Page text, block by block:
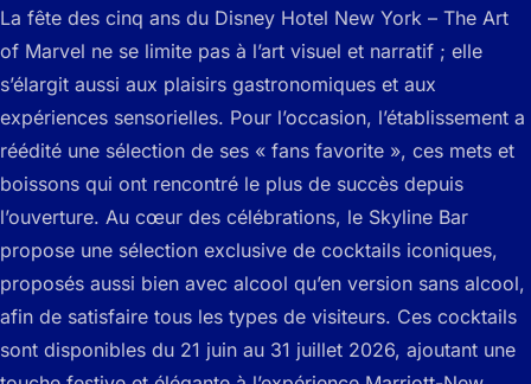
La fête des cinq ans du Disney Hotel New York – The Art
of Marvel ne se limite pas à l’art visuel et narratif ; elle
s’élargit aussi aux plaisirs gastronomiques et aux
expériences sensorielles. Pour l’occasion, l’établissement a
réédité une sélection de ses « fans favorite », ces mets et
boissons qui ont rencontré le plus de succès depuis
l’ouverture. Au cœur des célébrations, le Skyline Bar
propose une sélection exclusive de cocktails iconiques,
proposés aussi bien avec alcool qu’en version sans alcool,
afin de satisfaire tous les types de visiteurs. Ces cocktails
sont disponibles du 21 juin au 31 juillet 2026, ajoutant une